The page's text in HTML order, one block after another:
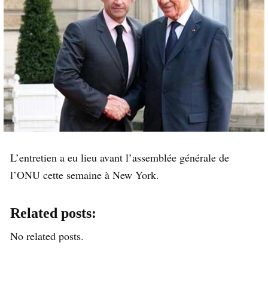
L’entretien a eu lieu avant l’assemblée générale de
l’ONU cette semaine à New York.
Related posts:
No related posts.